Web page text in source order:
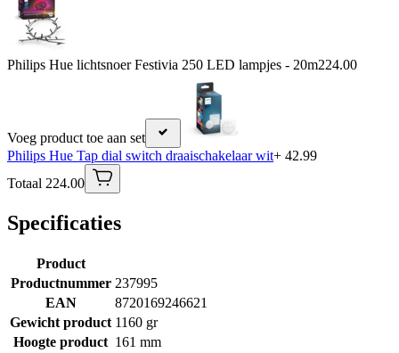
Philips Hue lichtsnoer Festivia 250 LED lampjes - 20m224.00
Voeg product toe aan set
Philips Hue Tap dial switch draaischakelaar wit+ 42.99
Totaal 224.00
Specificaties
Product
Productnummer 237995
EAN
8720169246621
Gewicht product 1160 gr
Hoogte product 161 mm